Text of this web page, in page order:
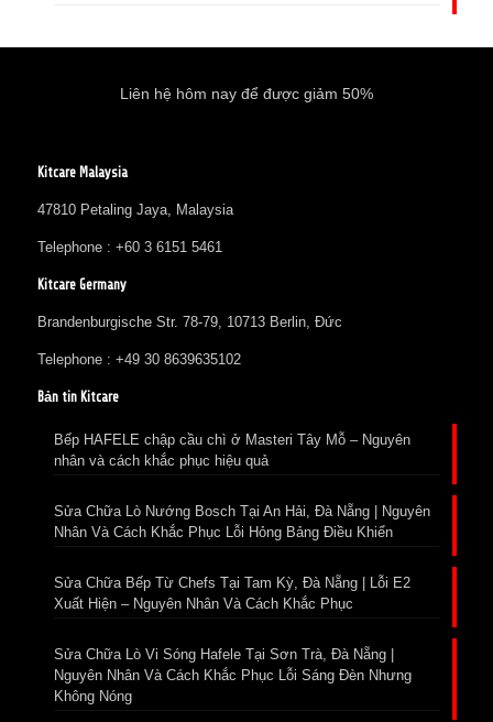
Liên hệ hôm nay để được giảm 50%
Kitcare Malaysia
47810 Petaling Jaya, Malaysia
Telephone : +60 3 6151 5461
Kitcare Germany
Brandenburgische Str. 78-79, 10713 Berlin, Đức
Telephone : +49 30 8639635102
Bản tin Kitcare
Bếp HAFELE chập cầu chì ở Masteri Tây Mỗ – Nguyên
nhân và cách khắc phục hiệu quả
Sửa Chữa Lò Nướng Bosch Tại An Hải, Đà Nẵng | Nguyên
Nhân Và Cách Khắc Phục Lỗi Hỏng Bảng Điều Khiển
Sửa Chữa Bếp Từ Chefs Tại Tam Kỳ, Đà Nẵng | Lỗi E2
Xuất Hiện – Nguyên Nhân Và Cách Khắc Phục
Sửa Chữa Lò Vi Sóng Hafele Tại Sơn Trà, Đà Nẵng |
Nguyên Nhân Và Cách Khắc Phục Lỗi Sáng Đèn Nhưng
Không Nóng